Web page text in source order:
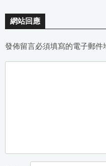
網站回應
發佈留言必須填寫的電子郵件